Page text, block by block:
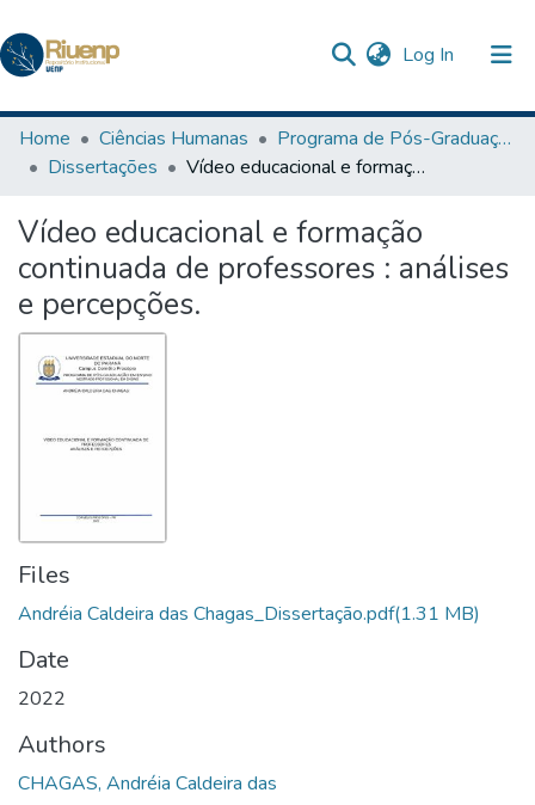
Log In (current)
Communities & Collections
Browse DSpace
Statistics
The Repository
Home Ciências Humanas
Programa de Pós-Graduação em Ensino
Dissertações
Vídeo educacional e formação continuada de professores : análises e percepções.
Vídeo educacional e formação
continuada de professores : análises
e percepções.
Files
Andréia Caldeira das Chagas_Dissertação.pdf(1.31 MB)
Date
2022
Authors
CHAGAS, Andréia Caldeira das